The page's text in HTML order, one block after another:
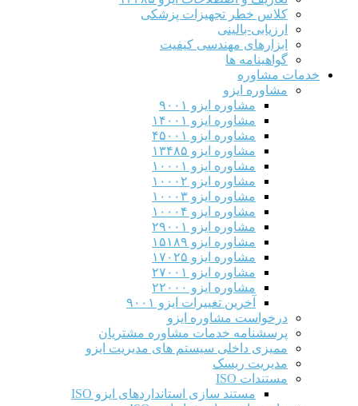
کلاس خطر تجهیزات پزشکی
ارزیابی-بالینی
ابزارهای مهندسی کیفیت
گواهینامه ها
خدمات مشاوره
مشاوره ایزو
مشاوره ایزو ۹۰۰۱
مشاوره ایزو ۱۴۰۰۱
مشاوره ایزو ۴۵۰۰۱
مشاوره ایزو ۱۳۴۸۵
مشاوره ایزو ۱۰۰۰۱
مشاوره ایزو ۱۰۰۰۲
مشاوره ایزو ۱۰۰۰۳
مشاوره ایزو ۱۰۰۰۴
مشاوره ایزو ۲۹۰۰۱
مشاوره ایزو ۱۵۱۸۹
مشاوره ایزو ۱۷۰۲۵
مشاوره ایزو ۲۷۰۰۱
مشاوره ایزو ۲۲۰۰۰
آخرین تغییرات ایزو ۹۰۰۱
درخواست مشاوره ایزو
پرسشنامه خدمات مشاوره مشتریان
ممیزی داخلی سیستم های مدیریت ایزو
مدیریت ریسک
مستندات ISO
مستند سازی استانداردهای ایزو ISO